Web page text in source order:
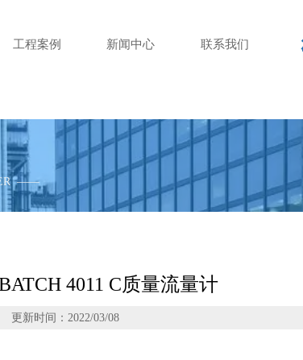
工程案例 新闻中心 联系我们
——
4011 C质量流量计
更新时间：2022/03/08